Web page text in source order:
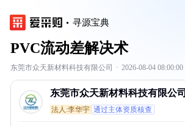
寻源宝典
PVC流动差解决术
东莞市众天新材料科技有限公司 · 2026-08-04 08:00:00
东莞市众天新材料科技有限公司
法人:李华宇 通过主体资质核查